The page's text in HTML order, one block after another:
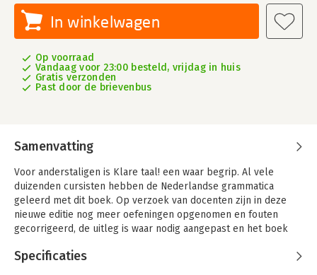
In winkelwagen
Op voorraad
Vandaag voor 23:00 besteld, vrijdag in huis
Gratis verzonden
Past door de brievenbus
Samenvatting
Voor anderstaligen is Klare taal! een waar begrip. Al vele
duizenden cursisten hebben de Nederlandse grammatica
geleerd met dit boek. Op verzoek van docenten zijn in deze
nieuwe editie nog meer oefeningen opgenomen en fouten
gecorrigeerd, de uitleg is waar nodig aangepast en het boek
nieuwe, frisse vormgeving gekregen en is handzaam en stevig.
Specificaties